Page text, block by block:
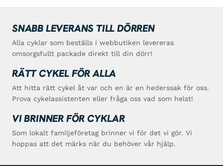
SNABB LEVERANS TILL DÖRREN
Alla cyklar som beställs i webbutiken levereras
omsorgsfullt packade direkt till din dörr!
RÄTT CYKEL FÖR ALLA
Att hitta rätt cykel åt var och en är en hederssak för oss.
Prova cykelassistenten eller fråga oss vad som helst!
VI BRINNER FÖR CYKLAR
Som lokalt familjeföretag brinner vi för det vi gör. Vi
hoppas att det märks när du behöver vår hjälp.